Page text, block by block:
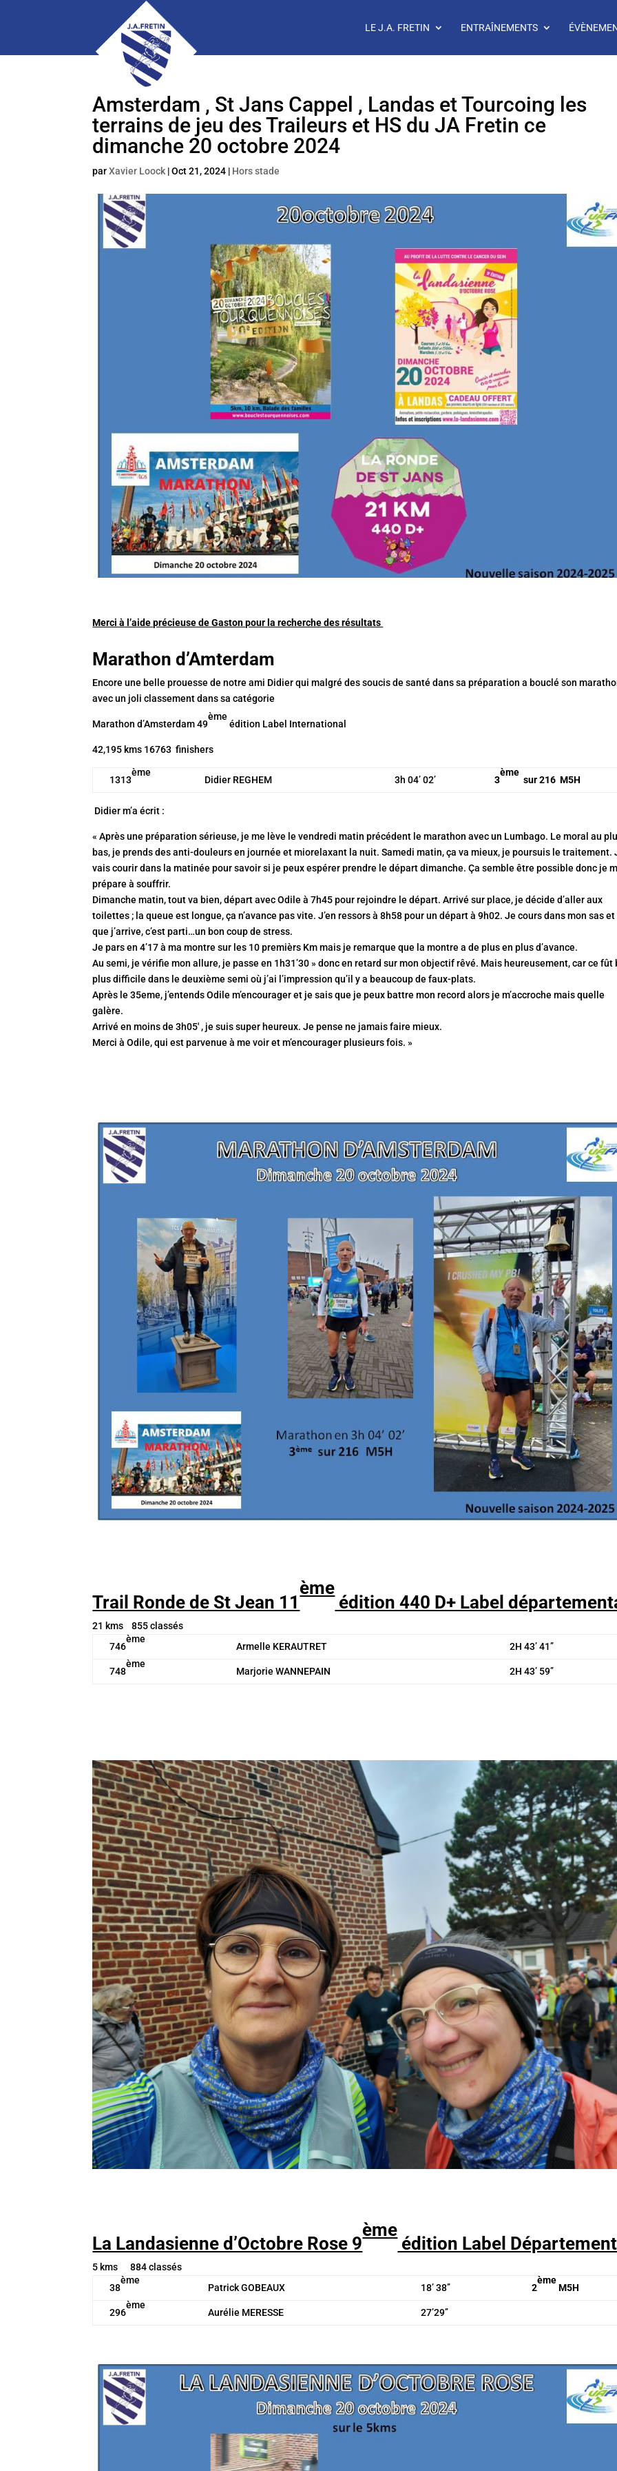
LE J.A. FRETIN ENTRAÎNEMENTS
Amsterdam , St Jans Cappel , Landas et Tourcoing les
terrains de jeu des Traileurs et HS du JA Fretin ce
dimanche 20 octobre 2024
parXavier Loock |Oct 21, 2024 | Hors stade
Merci à l’aide précieuse de Gaston pour la recherche des résultats
Marathon d’Amterdam
Encore une belle prouesse de notre ami Didier qui malgré des soucis de santé dans sa préparation a bouclé son
avec un joli classement dans sa catégorie
Marathon d’Amsterdam 49
ème
édition Label International
42,195 kms 16763 finishers
1313
ème
Didier REGHEM 3h 04’ 02’ 3
ème
sur 216 M5H
Didier m’a écrit :
« Après une préparation sérieuse, je me lève levendredi matin précédent le marathon avec un Lumbago. Le moral au
bas, je prends des anti-douleurs en journée et miorelaxant la nuit. Samedi matin, ça va mieux, je poursuis le traitement.
vais courir dans la matinée pour savoir si je peux espérer prendre le départ dimanche. Ça semble être possible donc je
prépare à souffrir.
Dimanche matin, tout va bien, départ avec Odile à 7h45 pour rejoindre le départ. Arrivé sur place, je décide d’aller aux
toilettes ; la queue est longue, ça n’avance pas vite. J’en ressors à 8h58 pour un départ à 9h02. Je cours dans mon sas
que j’arrive, c’est parti…un bon coup de stress.
Je pars en 4’17 à ma montre sur les 10 premièrs Km mais je remarque que la montre a de plus en plus d’avance.
Au semi, je vérifie mon allure, je passe en 1h31’30 » donc en retard sur mon objectif rêvé. Mais heureusement, car ce fût
plus difficile dans le deuxième semi où j’ai l’impression qu’il y a beaucoup de faux-plats.
Après le 35eme, j’entends Odile m’encourager et je sais que je peux battre mon record alors je m’accroche mais quelle
galère.
Arrivé en moins de 3h05′ , je suis super heureux. Je pense ne jamais faire mieux.
Merci à Odile, qui est parvenue à me voir et m’encourager plusieurs fois. »
Trail Ronde de St Jean 11
ème
édition 440 D+ Label
21 kms 855 classés
746
ème
Armelle KERAUTRET 2H 43’ 41’’
748
ème
Marjorie WANNEPAIN 2H 43’ 59’’
La Landasienne d’Octobre Rose 9
ème
édition Label
5 kms 884 classés
38
ème
Patrick GOBEAUX 18’ 38’’ 2
ème
M5H
296
ème
Aurélie MERESSE 27’29’’